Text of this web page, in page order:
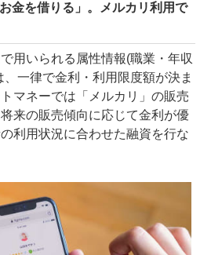
金を借りる」。メルカリ利用で
用いられる属性情報(職業・年収
一律で金利・利用限度額が決ま
マネーでは「メルカリ」の販売
来の販売傾向に応じて金利が優
利用状況に合わせた融資を行な